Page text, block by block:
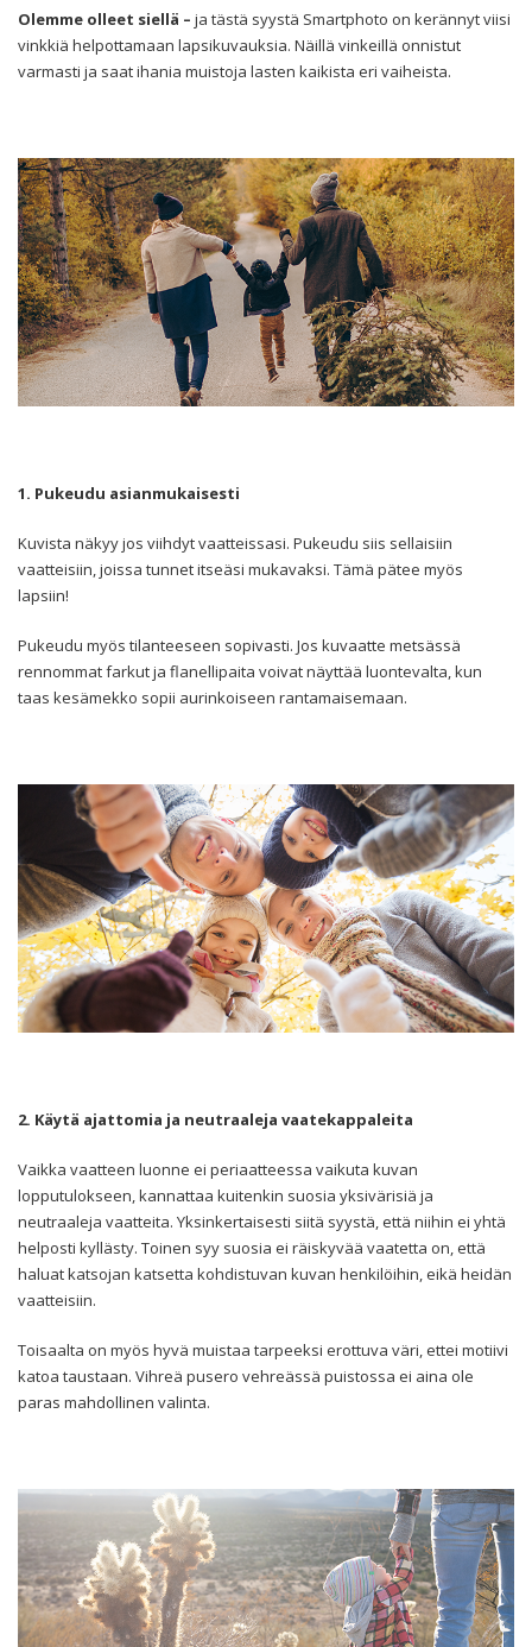
Olemme olleet siellä – ja tästä syystä Smartphoto on kerännyt viisi
vinkkiä helpottamaan lapsikuvauksia. Näillä vinkeillä onnistut
varmasti ja saat ihania muistoja lasten kaikista eri vaiheista.
1. Pukeudu asianmukaisesti
Kuvista näkyy jos viihdyt vaatteissasi. Pukeudu siis sellaisiin
vaatteisiin, joissa tunnet itseäsi mukavaksi. Tämä pätee myös
lapsiin!
Pukeudu myös tilanteeseen sopivasti. Jos kuvaatte metsässä
rennommat farkut ja flanellipaita voivat näyttää luontevalta, kun
taas kesämekko sopii aurinkoiseen rantamaisemaan.
2. Käytä ajattomia ja neutraaleja vaatekappaleita
Vaikka vaatteen luonne ei periaatteessa vaikuta kuvan
lopputulokseen, kannattaa kuitenkin suosia yksivärisiä ja
neutraaleja vaatteita. Yksinkertaisesti siitä syystä, että niihin ei yhtä
helposti kyllästy. Toinen syy suosia ei räiskyvää vaatetta on, että
haluat katsojan katsetta kohdistuvan kuvan henkilöihin, eikä heidän
vaatteisiin.
Toisaalta on myös hyvä muistaa tarpeeksi erottuva väri, ettei motiivi
katoa taustaan. Vihreä pusero vehreässä puistossa ei aina ole
paras mahdollinen valinta.